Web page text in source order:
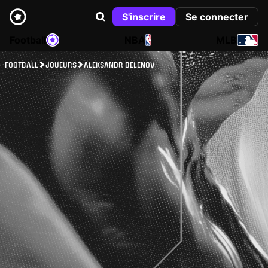
S'inscrire
Se connecter
NBA
FOOTBALL JOUEURS ALEKSANDR BELENOV